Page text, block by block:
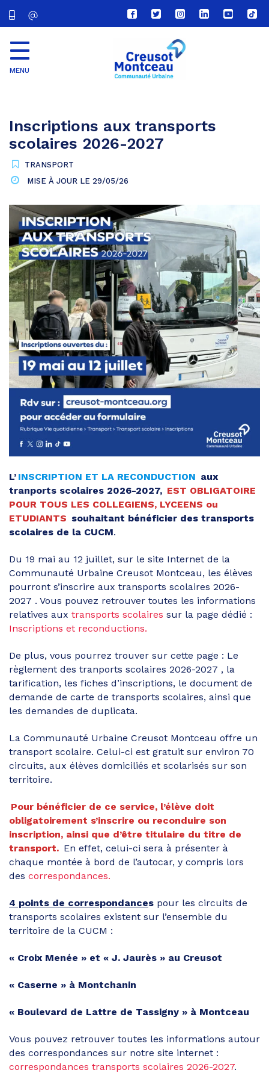
Lien
vers
compte
Facebook
Lien
vers
compte
Twitter
Lien
vers
le
compte
Lien
vers
Lien
vers
Lien
vers
MENU
Inscriptions aux transports
scolaires 2026-2027
TRANSPORT
MISE À JOUR LE 29/05/26
L’ INSCRIPTION ET LA RECONDUCTION aux
tranports scolaires 2026-2027, EST OBLIGATOIRE
POUR TOUS LES COLLEGIENS, LYCEENS ou
ETUDIANTS souhaitant bénéficier des transports
scolaires de la CUCM.
Du 19 mai au 12 juillet, sur le site Internet de la
Communauté Urbaine Creusot Montceau, les élèves
pourront s’inscrire aux transports scolaires 2026-
2027 . Vous pouvez retrouver toutes les informations
relatives aux transports scolaires sur la page dédié :
Inscriptions et reconductions.
De plus, vous pourrez trouver sur cette page : Le
règlement des tranports scolaires 2026-2027 , la
tarification, les fiches d’inscriptions, le document de
demande de carte de transports scolaires, ainsi que
les demandes de duplicata.
La Communauté Urbaine Creusot Montceau offre un
transport scolaire. Celui-ci est gratuit sur environ 70
circuits, aux élèves domiciliés et scolarisés sur son
territoire.
Pour bénéficier de ce service, l’élève doit
obligatoirement s’inscrire ou reconduire son
inscription, ainsi que d’être titulaire du titre de
transport. En effet, celui-ci sera à présenter à
chaque montée à bord de l’autocar, y compris lors
des correspondances.
4 points de correspondances pour les circuits de
transports scolaires existent sur l’ensemble du
territoire de la CUCM :
« Croix Menée » et « J. Jaurès » au Creusot
« Caserne » à Montchanin
« Boulevard de Lattre de Tassigny » à Montceau
Vous pouvez retrouver toutes les informations autour
des correspondances sur notre site internet :
correspondances transports scolaires 2026-2027.